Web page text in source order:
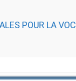
POUR LA